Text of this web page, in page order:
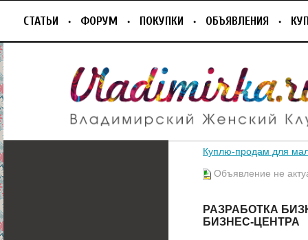
СТАТЬИ ФОРУМ ПОКУПКИ ОБЪЯВЛЕНИЯ
Куплю-продам для
Объявление не
РАЗРАБОТКА
БИЗНЕС-ЦЕНТРА